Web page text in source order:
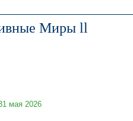
Миры ll
мая 2026